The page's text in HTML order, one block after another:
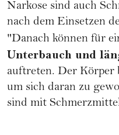
Narkose sind auch
nach dem Einsetzen
"Danach können für
Unterbauch und
auftreten. Der Körper
um sich daran zu
sind mit